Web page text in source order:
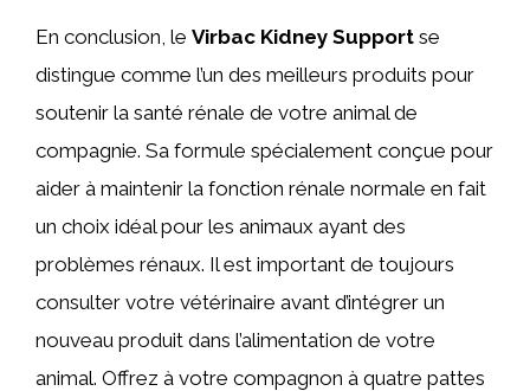
En conclusion, le Virbac Kidney Support se
distingue comme l’un des meilleurs produits pour
soutenir la santé rénale de votre animal de
compagnie. Sa formule spécialement conçue pour
aider à maintenir la fonction rénale normale en fait
un choix idéal pour les animaux ayant des
problèmes rénaux. Il est important de toujours
consulter votre vétérinaire avant d’intégrer un
nouveau produit dans l’alimentation de votre
animal. Offrez à votre compagnon à quatre pattes